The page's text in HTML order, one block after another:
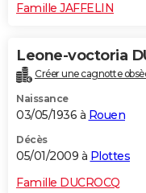
Famille JAFFELIN
Leone-voctoria
Créer une cagnotte
Naissance
03/05/1936 à Rouen
Décès
05/01/2009 à Plottes
Famille DUCROCQ